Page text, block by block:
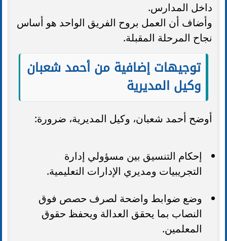
داخل المدارس.
وأضاف أن العمل بروح الفريق الواحد هو أساس
نجاح المرحلة المقبلة.
توجيهات إضافية من أحمد شعبان
وكيل المديرية
أوضح أحمد شعبان، وكيل المديرية، ضرورة:
إحكام التنسيق بين مسؤولي إدارة
التجريبيات ومديري الإدارات التعليمية.
وضع ضوابط واضحة لصرف حصص فوق
النصاب بما يحقق العدالة ويحفظ حقوق
المعلمين.